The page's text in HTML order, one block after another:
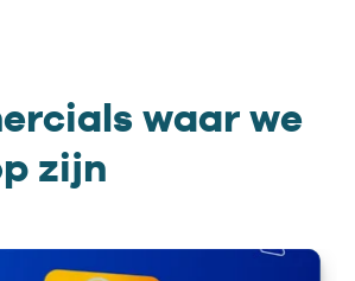
waar we
zijn